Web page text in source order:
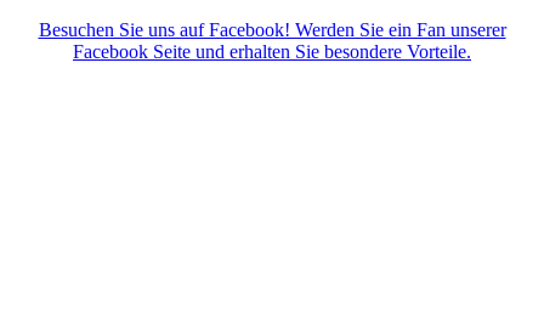
Besuchen Sie uns auf Facebook! Werden Sie ein Fan unserer
Facebook Seite und erhalten Sie besondere Vorteile.